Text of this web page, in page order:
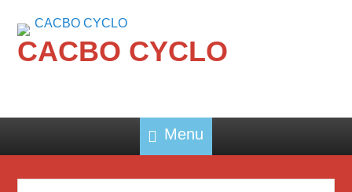
CACBO CYCLO
Menu